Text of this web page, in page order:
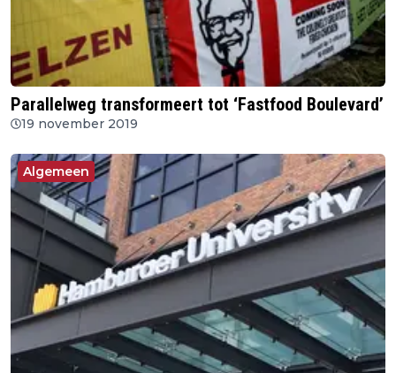
Parallelweg transformeert tot ‘Fastfood Boulevard’
19 november 2019
Algemeen